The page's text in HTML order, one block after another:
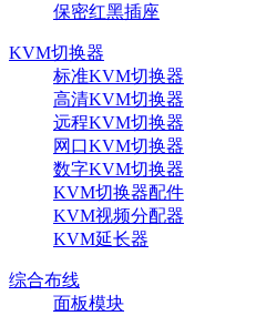
保密红黑插座
KVM切换器
标准KVM切换器
高清KVM切换器
远程KVM切换器
网口KVM切换器
数字KVM切换器
KVM切换器配件
KVM视频分配器
KVM延长器
综合布线
面板模块